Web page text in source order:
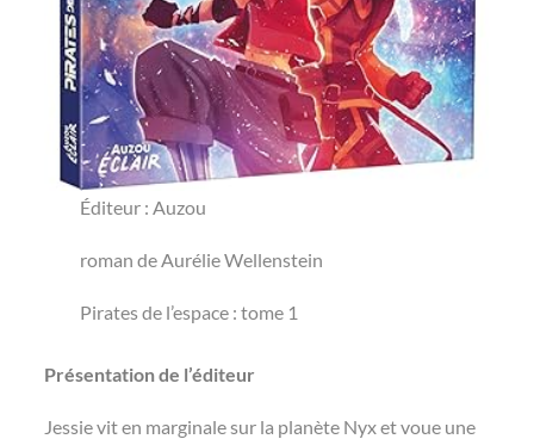
Éditeur ‏: ‎Auzou
roman de Aurélie Wellenstein
Pirates de l’espace : tome 1
Présentation de l’éditeur
Jessie vit en marginale sur la planète Nyx et voue une